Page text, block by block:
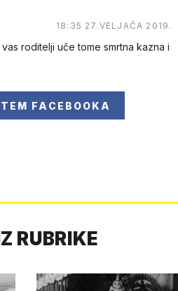
18:35 27.VELJAČA 2019.
roditelji uče tome smrtna kazna i
FACEBOOKA
RUBRIKE